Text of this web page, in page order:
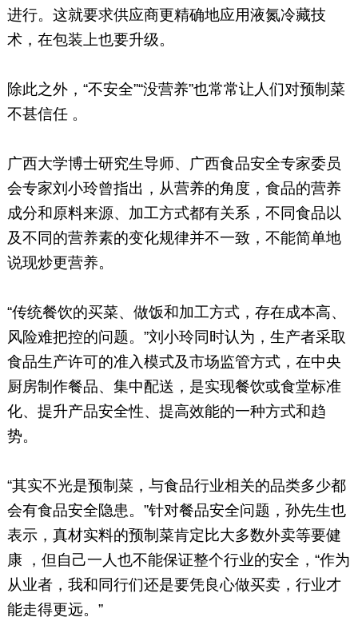
进行。这就要求供应商更精确地应用液氮冷藏技
术，在包装上也要升级。
除此之外，“不安全”“没营养”也常常让人们对预制菜
不甚信任 。
广西大学博士研究生导师、广西食品安全专家委员
会专家刘小玲曾指出，从营养的角度，食品的营养
成分和原料来源、加工方式都有关系，不同食品以
及不同的营养素的变化规律并不一致，不能简单地
说现炒更营养。
“传统餐饮的买菜、做饭和加工方式，存在成本高、
风险难把控的问题。”刘小玲同时认为，生产者采取
食品生产许可的准入模式及市场监管方式，在中央
厨房制作餐品、集中配送，是实现餐饮或食堂标准
化、提升产品安全性、提高效能的一种方式和趋
势。
“其实不光是预制菜，与食品行业相关的品类多少都
会有食品安全隐患。”针对餐品安全问题，孙先生也
表示，真材实料的预制菜肯定比大多数外卖等要健
康 ，但自己一人也不能保证整个行业的安全，“作为
从业者，我和同行们还是要凭良心做买卖，行业才
能走得更远。”